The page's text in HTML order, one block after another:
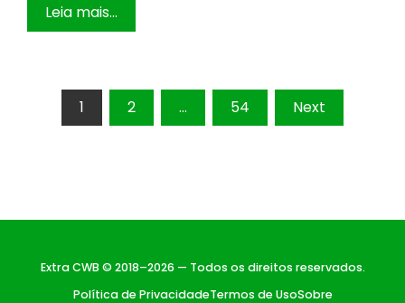
Leia mais...
Paginação
1 2 … 54 Next
Extra CWB © 2018–2026 — Todos os direitos reservados.
Política de PrivacidadeTermos de UsoSobre